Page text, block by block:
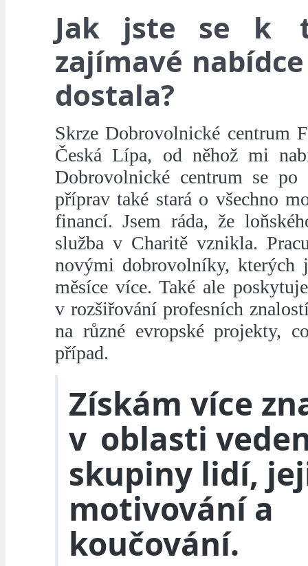
Jak jste se k
zajímavé
dostala?
Skrze Dobrovolnické centrum
Česká Lípa, od něhož mi
Dobrovolnické centrum se po
příprav také stará o všechno
financí. Jsem ráda, že
služba v Charitě vznikla.
novými dobrovolníky, kterých
měsíce více. Také ale
v rozšiřování profesních
na různé evropské projekty,
případ.
Získám více
v oblasti
skupiny lidí,
motivování a
koučování.